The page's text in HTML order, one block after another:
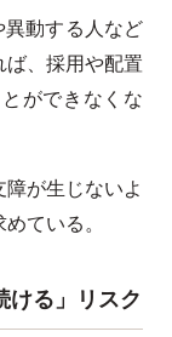
動する人など
、採用や配置
ができなくな
が生じないよ
ている。
ける」リスク